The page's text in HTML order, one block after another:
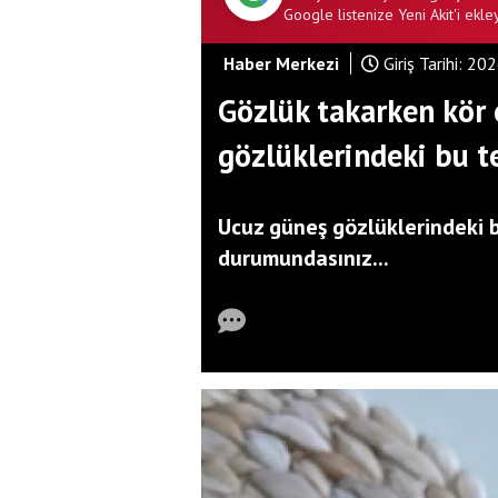
Google listenize Yeni Akit'i
Haber Merkezi Giriş Tarihi:
Gözlük takarken kör
gözlüklerindeki bu
Ucuz güneş gözlüklerindeki
durumundasınız...